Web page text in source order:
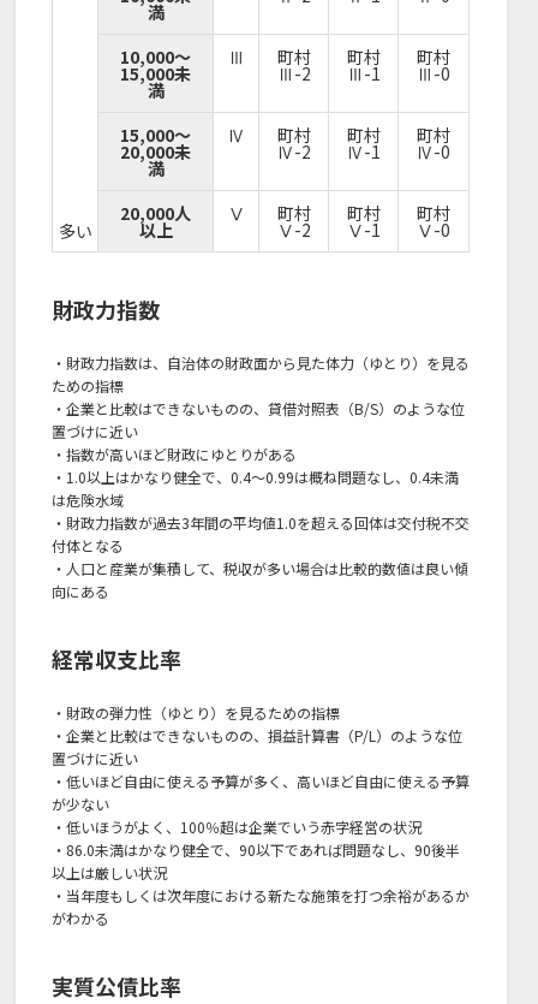
多い
満
10,000～
15,000未
満
Ⅲ 町村
Ⅲ-2
町村
Ⅲ-1
町村
Ⅲ-0
15,000～
20,000未
満
Ⅳ 町村
Ⅳ-2
町村
Ⅳ-1
町村
Ⅳ-0
20,000人
以上
Ⅴ 町村
Ⅴ-2
町村
Ⅴ-1
町村
Ⅴ-0
財政力指数
・財政力指数は、自治体の財政面から見た体力（ゆとり）を見る
ための指標
・企業と比較はできないものの、貸借対照表（B/S）のような位
置づけに近い
・指数が高いほど財政にゆとりがある
・1.0以上はかなり健全で、0.4～0.99は概ね問題なし、0.4未満
は危険水域
・財政力指数が過去3年間の平均値1.0を超える回体は交付税不交
付体となる
・人口と産業が集積して、税収が多い場合は比較的数値は良い傾
向にある
経常収支比率
・財政の弾力性（ゆとり）を見るための指標
・企業と比較はできないものの、損益計算書（P/L）のような位
置づけに近い
・低いほど自由に使える予算が多く、高いほど自由に使える予算
が少ない
・低いほうがよく、100％超は企業でいう赤字経営の状況
・86.0未満はかなり健全で、90以下であれば問題なし、90後半
以上は厳しい状況
・当年度もしくは次年度における新たな施策を打つ余裕があるか
がわかる
実質公債比率